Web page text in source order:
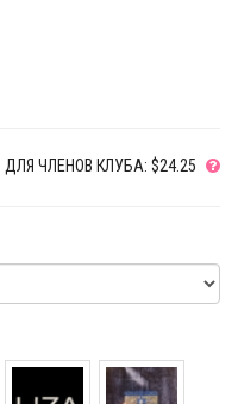
ДЛЯ ЧЛЕНОВ КЛУБА: $24.25